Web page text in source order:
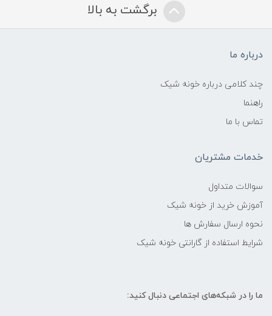
برگشت به بالا
درباره ما
چند کلامی درباره خونه شیک
راهنما
تماس با ما
خدمات مشتریان
سوالات متداول
آموزش خرید از خونه شیک
نحوه ارسال سفارش ها
شرایط استفاده از گارانتی خونه شیک
ما را در شبکه‌های اجتماعی دنبال کنید: